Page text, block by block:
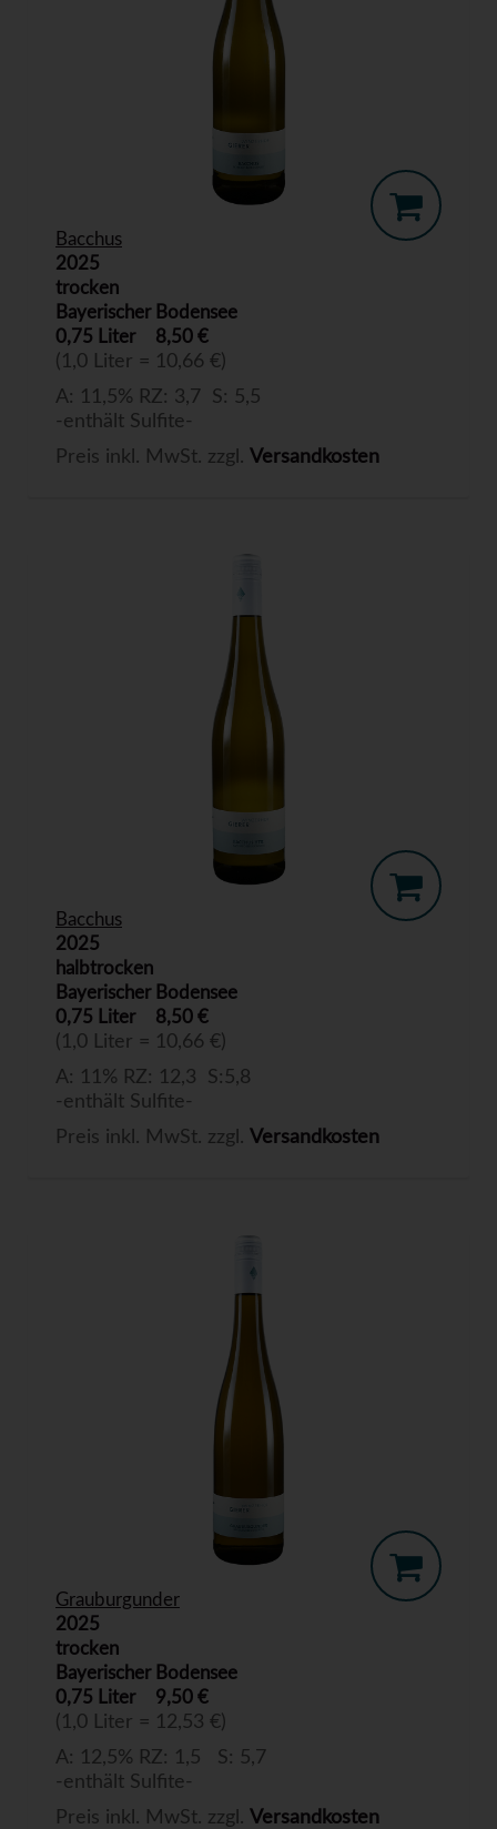
Bacchus
2025
trocken
Bayerischer Bodensee
0,75 Liter
8,50 €
(1,0 Liter = 10,66 €)
A: 11,5% RZ: 3,7 S: 5,5
-enthält Sulfite-
Preis inkl. MwSt. zzgl. Versandkosten
Bacchus
2025
halbtrocken
Bayerischer Bodensee
0,75 Liter
8,50 €
(1,0 Liter = 10,66 €)
A: 11% RZ: 12,3 S:5,8
-enthält Sulfite-
Preis inkl. MwSt. zzgl. Versandkosten
Grauburgunder
2025
trocken
Bayerischer Bodensee
0,75 Liter
9,50 €
(1,0 Liter = 12,53 €)
A: 12,5% RZ: 1,5 S: 5,7
-enthält Sulfite-
Preis inkl. MwSt. zzgl. Versandkosten